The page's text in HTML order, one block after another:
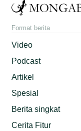
Format berita
Video
Podcast
Artikel
Spesial
Berita singkat
Cerita Fitur